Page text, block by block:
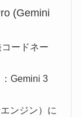
(Gemini
コードネー
Gemini 3
ンジン）に